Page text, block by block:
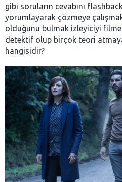
gibi soruların cevabını
yorumlayarak çözmeye
olduğunu bulmak izleyiciyi
detektif olup birçok teori
hangisidir?